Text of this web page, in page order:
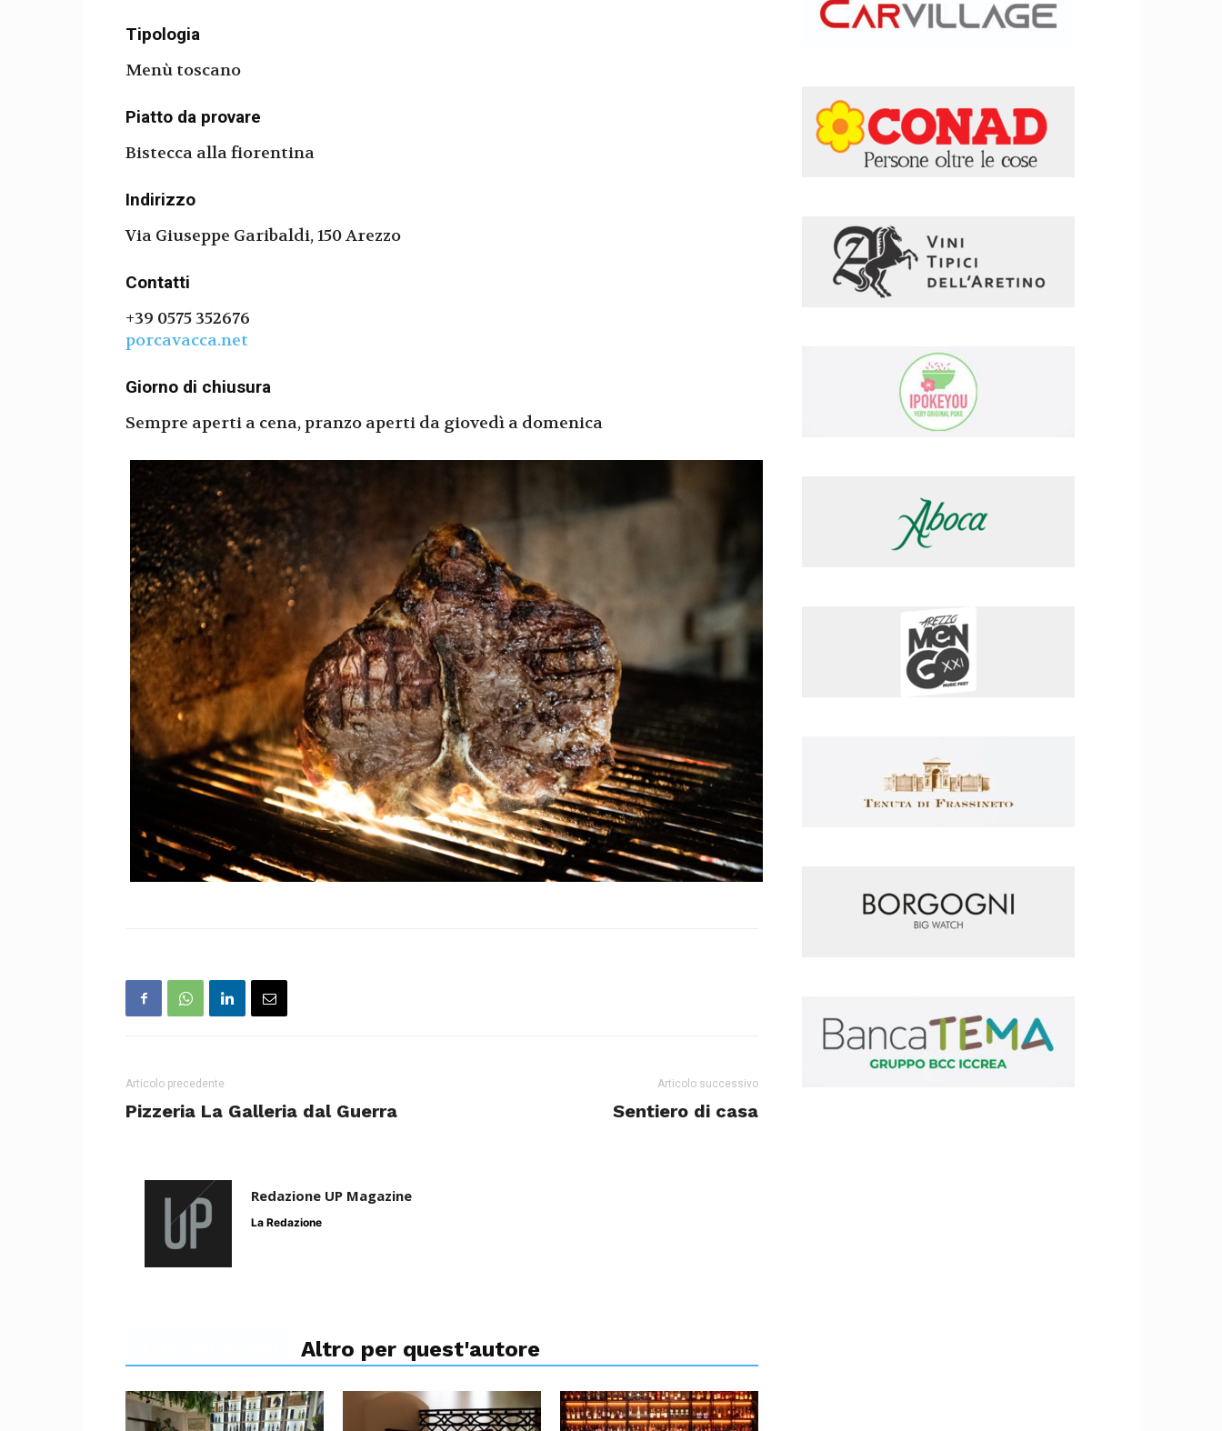
Tipologia
Menù toscano
Piatto da provare
Bistecca alla fiorentina
Indirizzo
Via Giuseppe Garibaldi, 150 Arezzo
Contatti
+39 0575 352676
porcavacca.net
Giorno di chiusura
Sempre aperti a cena, pranzo aperti da giovedì a domenica
Articolo precedente
Pizzeria La Galleria dal Guerra
Articolo successivo
Sentiero di casa
Redazione UP Magazine
La Redazione
Altro per quest'autore